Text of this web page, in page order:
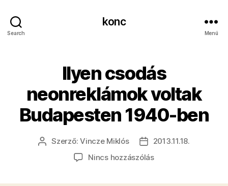
Search
konc
Menü
Ilyen csodás
neonreklámok voltak
Budapesten 1940-ben
Bejegyzés
Szerző:Vincze Miklós
Bejegyzés
dátuma
2013.11.18.
Nincs hozzászólása(z)